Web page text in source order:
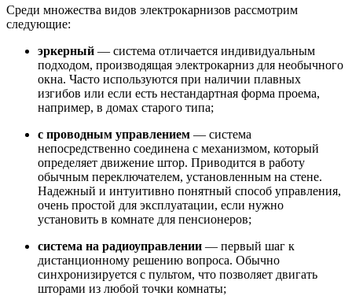
Среди множества видов электрокарнизов рассмотрим
следующие:
эркерный — система отличается индивидуальным
подходом, производящая электрокарниз для необычного
окна. Часто используются при наличии плавных
изгибов или если есть нестандартная форма проема,
например, в домах старого типа;
с проводным управлением — система
непосредственно соединена с механизмом, который
определяет движение штор. Приводится в работу
обычным переключателем, установленным на стене.
Надежный и интуитивно понятный способ управления,
очень простой для эксплуатации, если нужно
установить в комнате для пенсионеров;
система на радиоуправлении — первый шаг к
дистанционному решению вопроса. Обычно
синхронизируется с пультом, что позволяет двигать
шторами из любой точки комнаты;